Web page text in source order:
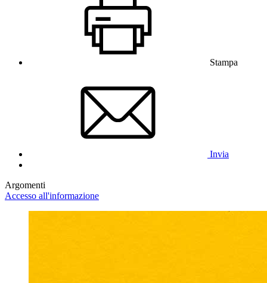
Stampa
Invia
Argomenti
Accesso all'informazione